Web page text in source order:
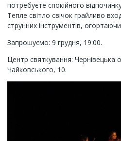
потребуєте спокійного
Тепле світло свічок грайливо
струнних інструментів,
Запрошуємо: 9 грудня, 19:00.
Центр святкування: Чернівецька
Чайковського, 10.